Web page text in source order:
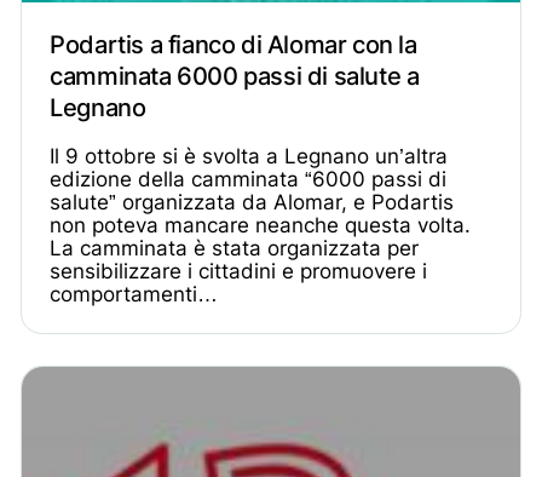
Podartis a fianco di Alomar con la
camminata 6000 passi di salute a
Legnano
Il 9 ottobre si è svolta a Legnano un’altra
edizione della camminata “6000 passi di
salute” organizzata da Alomar, e Podartis
non poteva mancare neanche questa volta.
La camminata è stata organizzata per
sensibilizzare i cittadini e promuovere i
comportamenti…